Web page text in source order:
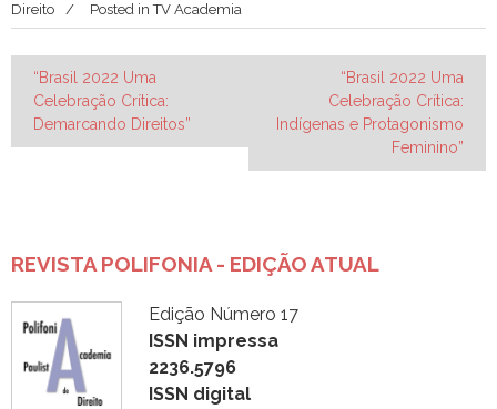
Direito
Posted inTV Academia
Navegação
de
Post
“Brasil 2022 Uma
Celebração Crítica:
Demarcando Direitos”
“Brasil 2022 Uma
Celebração Crítica:
Indígenas e Protagonismo
Feminino”
REVISTA POLIFONIA - EDIÇÃO ATUAL
Edição Número 17
ISSN impressa
2236.5796
ISSN digital